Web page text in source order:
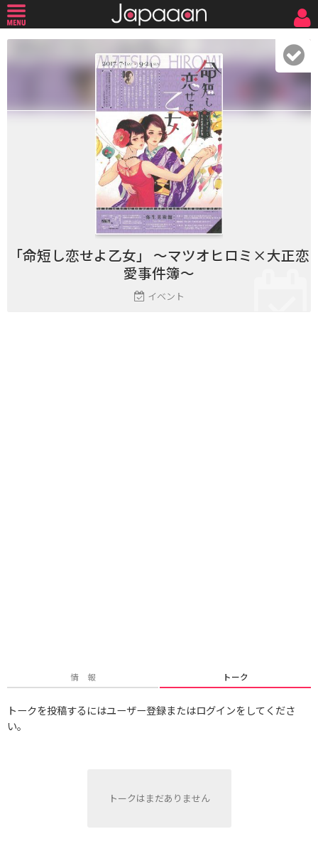
「命短し恋せよ乙女」 ～マツオヒロミ×大正恋
愛事件簿～
イベント
情 報 トーク
トークを投稿するにはユーザー登録またはログインをしてくださ
い。
トークはまだありません